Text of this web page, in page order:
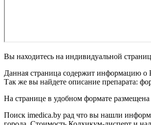
Вы находитесь на индивидуальной
Данная страница содержит информацию о
Так же вы найдете описание препарата:
На странице в удобном формате
Поиск imedica.by рад что вы нашли